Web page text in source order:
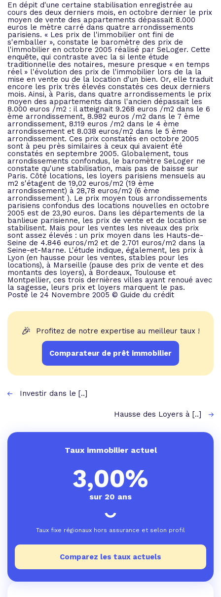
En dépit d'une certaine stabilisation enregistrée au
cours des deux derniers mois, en octobre dernier le prix
moyen de vente des appartements dépassait 8.000
euros le mètre carré dans quatre arrondissements
parisiens. « Les prix de l'immobilier ont fini de
s'emballer », constate le baromètre des prix de
l'immobilier en octobre 2005 réalisé par SeLoger. Cette
enquête, qui contraste avec la si lente étude
traditionnelle des notaires, mesure presque « en temps
réel » l'évolution des prix de l'immobilier lors de la la
mise en vente ou de la location d'un bien. Or, elle traduit
encore les prix très élevés constatés ces deux derniers
mois. Ainsi, à Paris, dans quatre arrondissements le prix
moyen des appartements dans l'ancien dépassait les
8.000 euros /m2 : il atteignait 9.268 euros /m2 dans le 6
ème arrondissement, 8.982 euros /m2 dans le 7 ème
arrondissement, 8.119 euros /m2 dans le 4 ème
arrondissement et 8.038 euros/m2 dans le 5 ème
arrondissement. Ces prix constatés en octobre 2005
sont à peu près similaires à ceux qui avaient été
constatés en septembre 2005. Globalement, tous
arrondissements confondus, le baromètre SeLoger ne
constate qu'une stabilisation, mais pas de baisse sur
Paris. Côté locations, les loyers parisiens mensuels au
m2 s'étagent de 19,02 euros/m2 (19 ème
arrondissement) à 28,78 euros/m2 (6 ème
arrondissement ). Le prix moyen tous arrondissements
parisiens confondus des locations nouvelles en octobre
2005 est de 23,90 euros. Dans les départements de la
banlieue parisienne, les prix de vente et de location se
stabilisent. Mais pour les ventes les niveaux des prix
sont assez élevés : un prix moyen dans les Hauts-de-
Seine de 4.846 euros/m2 et de 2.701 euros/m2 dans la
Seine-et-Marne. L'étude indique, également, les prix à
Lyon (en hausse pour les ventes, stables pour les
locations), à Marseille (pause des prix de vente et des
montants des loyers), à Bordeaux, Toulouse et
Montpellier, ces trois dernières villes ayant renoué avec
la sagesse, leurs prix et loyers marquent le pas.
Posté le 24 Novembre 2005 © Guide du crédit
🎉 Profitez de notre expertise au meilleur taux !
Comparateur de prêt immobilier
Investir dans le [..]
Hausse des Loyers à [..]
Taux immobilier actuel
3,00%
sur 20 ans
Taux fixe régionaux hors assurance et selon profil
Comparez les taux actuels